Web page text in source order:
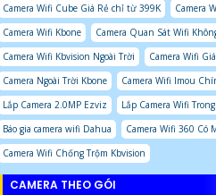
Camera Wifi Cube Giá Rẻ chỉ từ 399K
Camera
Camera Wifi Kbone
Camera Quan Sát Wifi
Camera Wifi Kbvision Ngoài Trời
Camera Wifi
Camera Ngoài Trời Kbone
Camera Wifi Imou
Lắp Camera 2.0MP Ezviz
Lắp Camera Wifi
Báo gia camera wifi Dahua
Camera Wifi 360 Có
Camera Wifi Chống Trộm Kbvision
CAMERA THEO GÓI